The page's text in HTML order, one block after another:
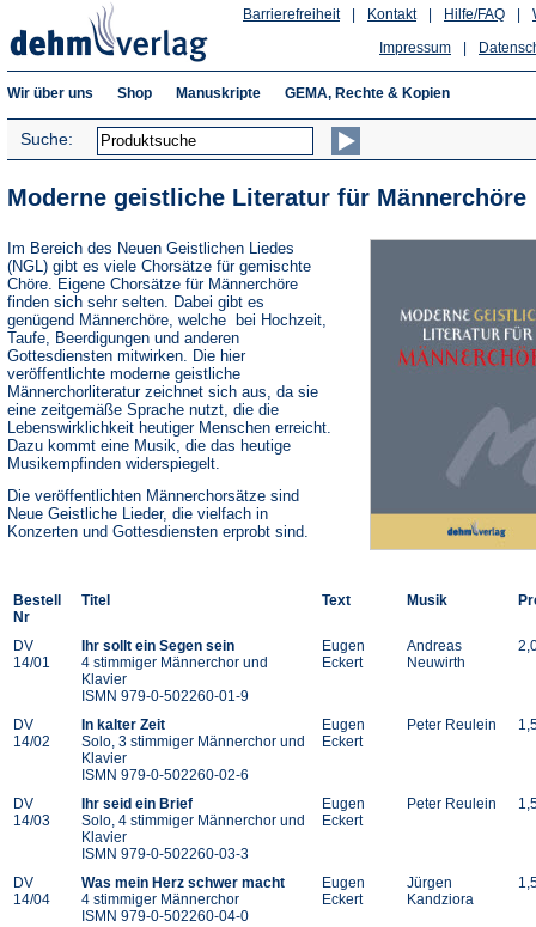
Hilfe/FAQ
Kontakt
Barrierefreiheit
Impressum
Wir über uns Shop Manuskripte GEMA, Rechte & Kopien
Suche:
Moderne geistliche Literatur für Männerchöre
Im Bereich des Neuen Geistlichen Liedes
(NGL) gibt es viele Chorsätze für gemischte
Chöre. Eigene Chorsätze für Männerchöre
finden sich sehr selten. Dabei gibt es
genügend Männerchöre, welche bei Hochzeit,
Taufe, Beerdigungen und anderen
Gottesdiensten mitwirken. Die hier
veröffentlichte moderne geistliche
Männerchorliteratur zeichnet sich aus, da sie
eine zeitgemäße Sprache nutzt, die die
Lebenswirklichkeit heutiger Menschen erreicht.
Dazu kommt eine Musik, die das heutige
Musikempfinden widerspiegelt.
Die veröffentlichten Männerchorsätze sind
Neue Geistliche Lieder, die vielfach in
Konzerten und Gottesdiensten erprobt sind.
Bestell
Nr
Titel Text Musik
DV
14/01
Ihr sollt ein Segen sein
4 stimmiger Männerchor und
Klavier
ISMN 979-0-502260-01-9
Eugen
Eckert
Andreas
Neuwirth
DV
14/02
In kalter Zeit
Solo, 3 stimmiger Männerchor und
Klavier
ISMN 979-0-502260-02-6
Eugen
Eckert
Peter Reulein
DV
14/03
Ihr seid ein Brief
Solo, 4 stimmiger Männerchor und
Klavier
ISMN 979-0-502260-03-3
Eugen
Eckert
Peter Reulein
DV
14/04
Was mein Herz schwer macht
4 stimmiger Männerchor
ISMN 979-0-502260-04-0
Eugen
Eckert
Jürgen
Kandziora